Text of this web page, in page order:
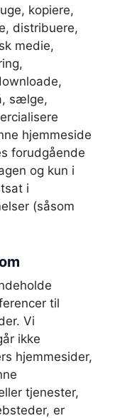
kopiere,
distribuere,
medie,
sælge,
hjemmeside
forudgående
og kun i
i
(såsom
til
Vi
ikke
hjemmesider,
tjenester,
er